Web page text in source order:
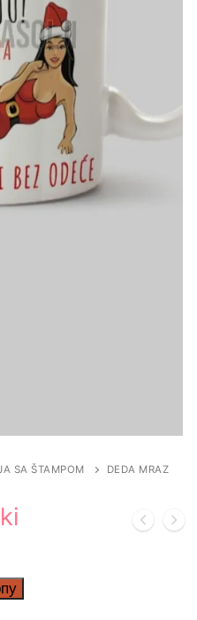
SA ŠTAMPOM
DEDA MRAZ